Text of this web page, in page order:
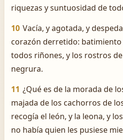
riquezas y suntuosidad de
10 Vacía, y agotada, y
corazón derretido:
todos riñones, y los rostros
negrura.
11 ¿Qué es de la morada de
majada de los cachorros de
recogía el león, y la leona, y
no había quien les pusiese